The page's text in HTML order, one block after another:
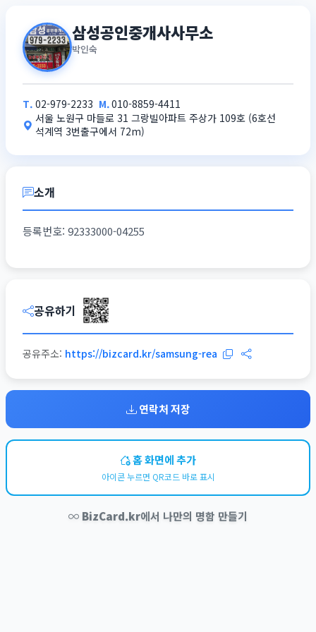
삼성공인중개사사무소
박인숙
T. 02-979-2233 M.010-8859-4411
서울 노원구 마들로 31 그랑빌아파트 주상가 109호 (6호선
석계역 3번출구에서 72m)
소개
등록번호: 92333000-04255
공유하기
공유주소: https://bizcard.kr/samsung-rea
연락처 저장
홈 화면에 추가
아이콘 누르면 QR코드 바로 표시
BizCard.kr에서 나만의 명함 만들기